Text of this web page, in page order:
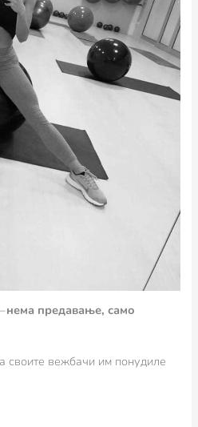
нема предавање, само
своите вежбачи им понудиле